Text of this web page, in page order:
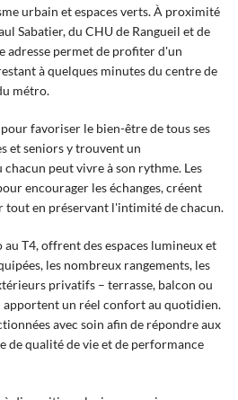
urbain et espaces verts. À proximité
Sabatier, du CHU de Rangueil et de
adresse permet de profiter d'un
à quelques minutes du centre de
métro.
favoriser le bien-être de tous ses
et seniors y trouvent un
peut vivre à son rythme. Les
encourager les échanges, créent
tout en préservant l'intimité de chacun.
T4, offrent des espaces lumineux et
les nombreux rangements, les
privatifs – terrasse, balcon ou
apportent un réel confort au quotidien.
avec soin afin de répondre aux
de qualité de vie et de performance